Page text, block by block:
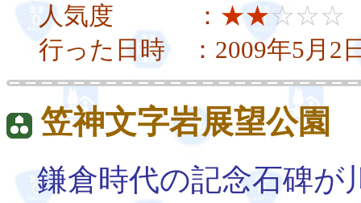
人気度 ： ★★☆☆☆
行った日時 ：2009年5月2
笠神文字岩展望公園
鎌倉時代の記念石碑が